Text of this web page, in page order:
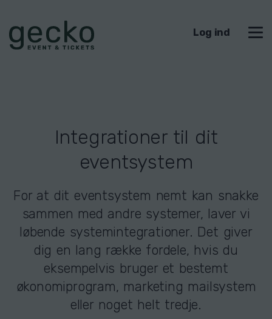
Log ind
Integrationer til dit
eventsystem
For at dit eventsystem nemt kan snakke
sammen med andre systemer, laver vi
løbende systemintegrationer. Det giver
dig en lang række fordele, hvis du
eksempelvis bruger et bestemt
økonomiprogram, marketing mailsystem
eller noget helt tredje.